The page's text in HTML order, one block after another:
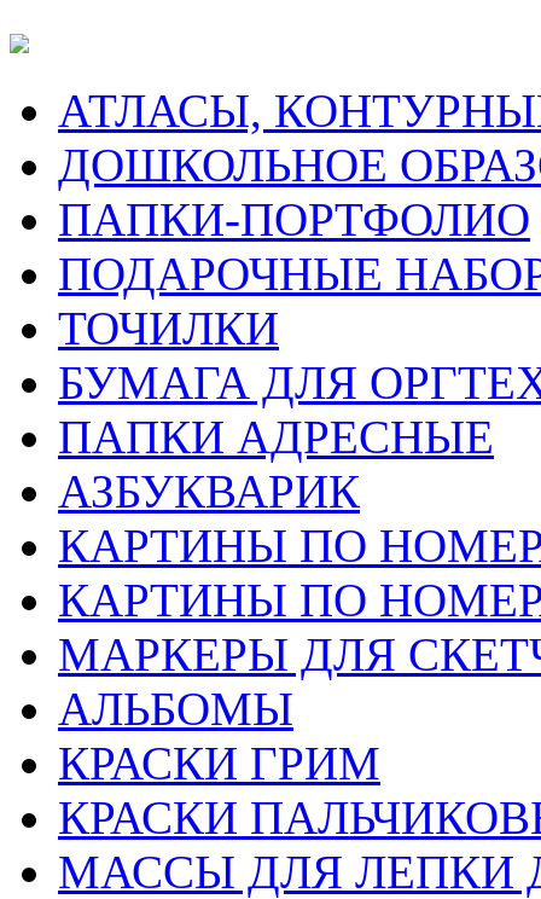
АТЛАСЫ,
ДОШКОЛЬНОЕ
ПАПКИ-ПОРТФОЛИО
ПОДАРОЧНЫЕ
ТОЧИЛКИ
БУМАГА ДЛЯ
ПАПКИ АДРЕСНЫЕ
АЗБУКВАРИК
КАРТИНЫ ПО
КАРТИНЫ ПО
МАРКЕРЫ ДЛЯ
АЛЬБОМЫ
КРАСКИ ГРИМ
КРАСКИ
МАССЫ ДЛЯ ЛЕПКИ